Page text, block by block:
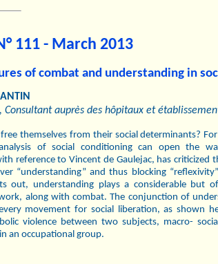
111 - March 2013
of combat and understanding in
Consultant auprès des hôpitaux et
themselves from their social determinants?
of social conditioning can open the
reference to Vincent de Gaulejac, has criticized
“understanding” and thus blocking
out, understanding plays a considerable but
work, along with combat. The conjunction of
movement for social liberation, as shown
violence between two subjects, macro-
an occupational group.